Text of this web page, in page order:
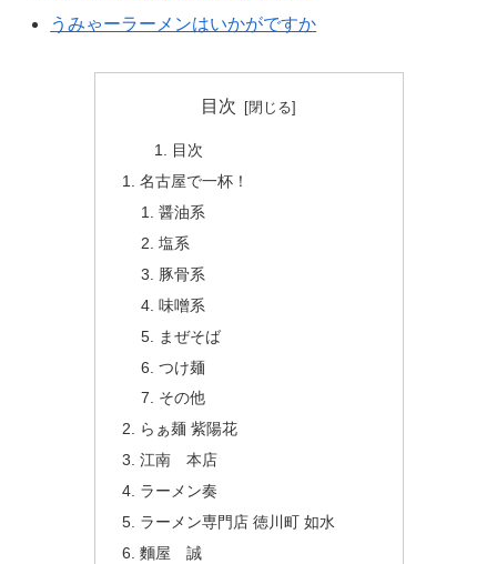
うみゃーラーメンはいかがですか
目次
目次
名古屋で一杯！
醤油系
塩系
豚骨系
味噌系
まぜそば
つけ麺
その他
らぁ麺 紫陽花
江南 本店
ラーメン奏
ラーメン専門店 徳川町 如水
麵屋 誠